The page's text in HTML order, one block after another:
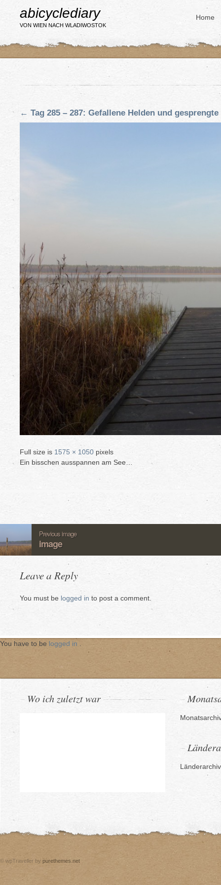
abicyclediary
VON WIEN NACH WLADIWOSTOK
Home
← Tag 285 – 287: Gefallene Helden und
Full size is 1575 × 1050 pixels
Ein bisschen ausspannen am See…
Previous image
image
Leave a Reply
You must be logged in to post a comment.
You have to be logged in
Wo ich zuletzt war
Länderarchiv
© wpTraveller by purethemes.net